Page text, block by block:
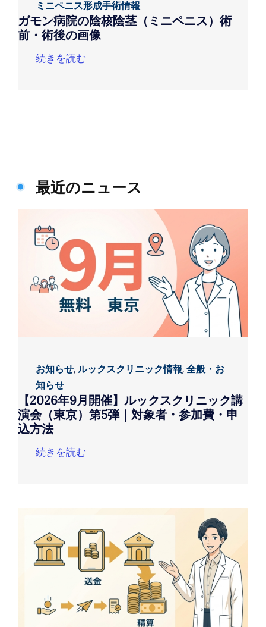
ミニペニス形成手術情報
ガモン病院の陰核陰茎（ミニペニス）術
前・術後の画像
続きを読む
最近のニュース
お知らせ,ルックスクリニック情報,全般・お
知らせ
【2026年9月開催】ルックスクリニック講
演会（東京）第5弾｜対象者・参加費・申
込方法
続きを読む